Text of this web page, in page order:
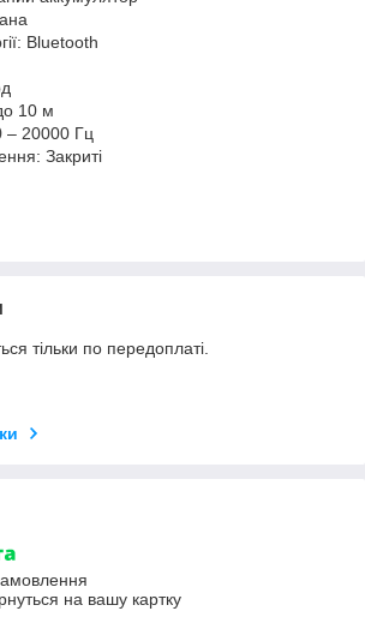
Bluetooth
10 м
– 20000 Гц
Закриті
тільки по передоплаті.
на вашу картку